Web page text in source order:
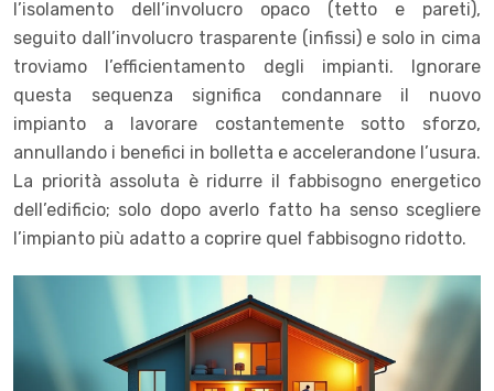
l’isolamento dell’involucro opaco (tetto e pareti),
seguito dall’involucro trasparente (infissi) e solo in cima
troviamo l’efficientamento degli impianti. Ignorare
questa sequenza significa condannare il nuovo
impianto a lavorare costantemente sotto sforzo,
annullando i benefici in bolletta e accelerandone l’usura.
La priorità assoluta è ridurre il fabbisogno energetico
dell’edificio; solo dopo averlo fatto ha senso scegliere
l’impianto più adatto a coprire quel fabbisogno ridotto.